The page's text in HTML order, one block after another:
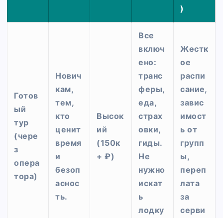
)
Готов
ый
тур
(чере
з
опера
тора)
Нович
кам,
тем,
кто
ценит
время
и
безоп
аснос
ть.
Высок
ий
(150к
+ ₽)
Все
включ
ено:
транс
феры,
еда,
страх
овки,
гиды.
Не
нужно
искат
ь
лодку
Жестк
ое
распи
сание,
завис
имост
ь от
групп
ы,
переп
лата
за
серви